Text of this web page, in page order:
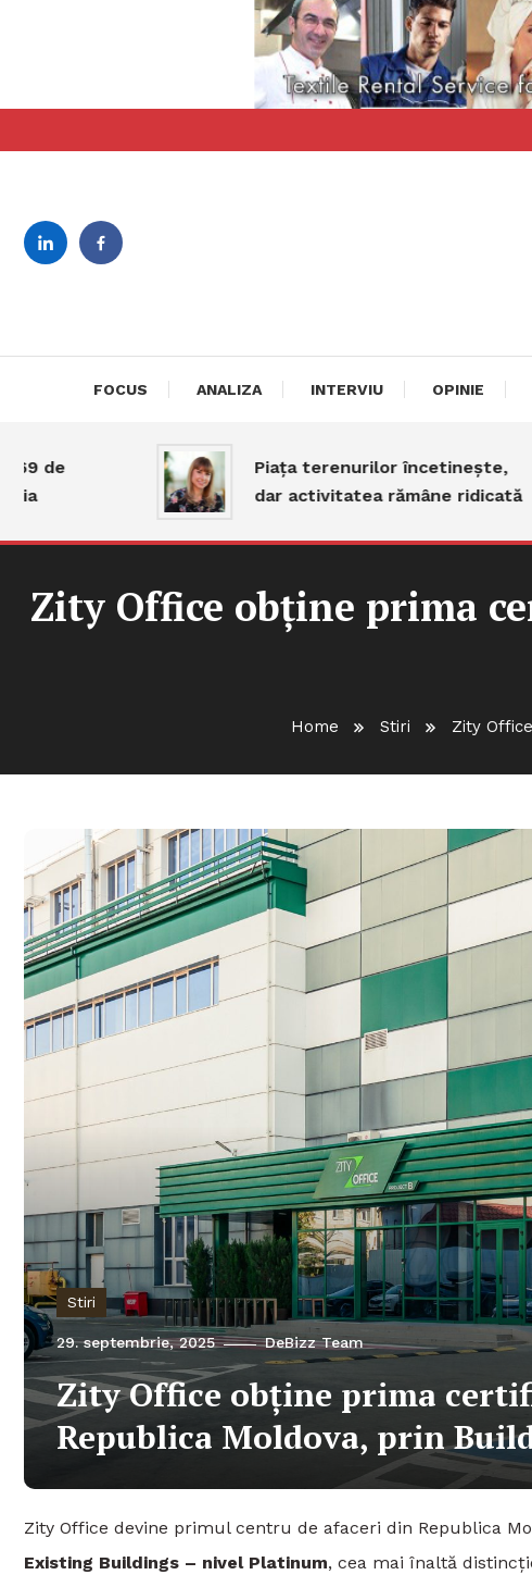
To
DeBizz
FOCUS ANALIZA INTERVIU OPINIE
de
Piața terenurilor încetinește,
dar activitatea rămâne ridicată
Zity Office obține prima
Home Stiri Zity
Stiri
29. septembrie, 2025 DeBizz Team
Zity Office obține prima
Republica Moldova, prin
Zity Office devine primul centru de afaceri din Republica
Existing Buildings – nivel Platinum, cea mai înaltă